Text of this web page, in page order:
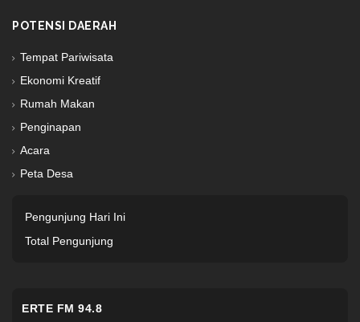
POTENSI DAERAH
Tempat Pariwisata
Ekonomi Kreatif
Rumah Makan
Penginapan
Acara
Peta Desa
Pengunjung Hari Ini
Total Pengunjung
ERTE FM 94.8